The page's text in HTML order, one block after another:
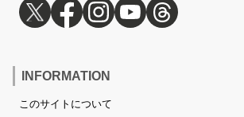
INFORMATION
このサイトについて